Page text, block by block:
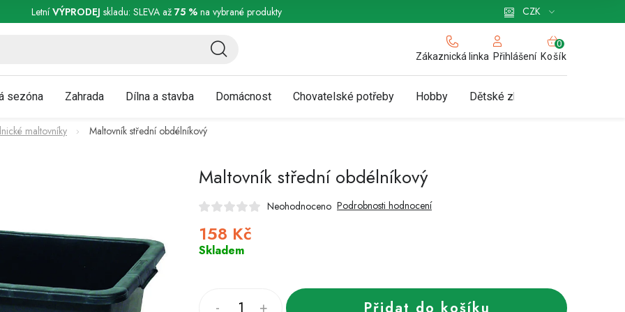
a reklamace Podmínky ochrany osobních údajů Obchodní podmínky pro podnikatele Zásady používání cookies
CZK
LetníVÝPRODEJ skladu: SLEVA až 75 %na vybrané produkty
Zákaznická linka Přihlášení
NÁKUPNÍ
KOŠÍK
Košík
sezóna Zahrada Dílna a stavba Domácnost Chovatelské potřeby Hobby Dětské zboží a hračky
maltovníky Maltovník střední obdélníkový
Maltovník střední obdélníkový
Neohodnoceno Podrobnosti hodnocení
158 Kč
Skladem
Přidat do košíku